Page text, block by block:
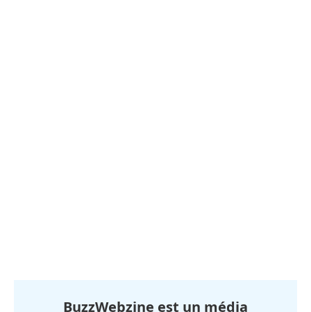
BuzzWebzine est un média